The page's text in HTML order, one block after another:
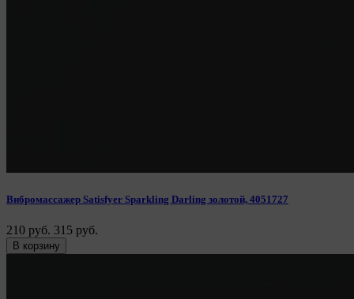
Вибромассажер Satisfyer Sparkling Darling золотой, 4051727
210 руб. 315 руб.
В корзину